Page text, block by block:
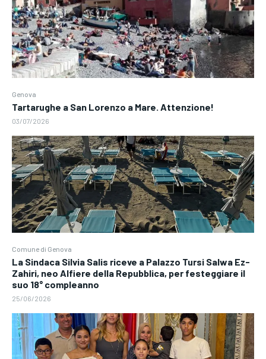
Genova
Tartarughe a San Lorenzo a Mare. Attenzione!
03/07/2026
Comune di Genova
La Sindaca Silvia Salis riceve a Palazzo Tursi Salwa Ez-
Zahiri, neo Alfiere della Repubblica, per festeggiare il
suo 18° compleanno
25/06/2026